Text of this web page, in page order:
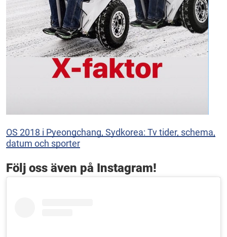
OS 2018 i Pyeongchang, Sydkorea: Tv tider, schema,
datum och sporter
Följ oss även på Instagram!